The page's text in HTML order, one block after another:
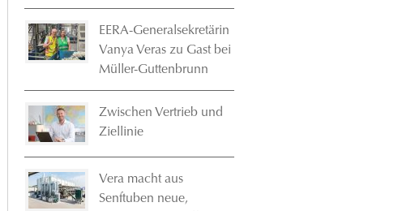
EERA-Generalsekretärin
Vanya Veras zu Gast bei
Müller-Guttenbrunn
Zwischen Vertrieb und
Ziellinie
Vera macht aus
Senftuben neue,